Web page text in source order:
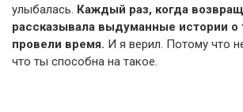
улыбалась. Каждый раз, когда
рассказывала выдуманные истории о
провели время. И я верил. Потому что
что ты способна на такое.